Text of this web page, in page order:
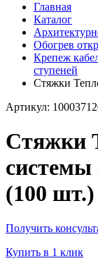
Главная
Каталог
Обогрев
Крепеж
ступеней
Стяжки
Артикул:
Стяжки
системы
(100 шт.)
Получить
Купить в 1 клик